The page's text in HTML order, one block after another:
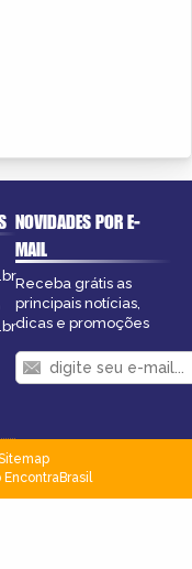
NOVIDADES POR E-
MAIL
Receba grátis as
principais notícias,
dicas e promoções